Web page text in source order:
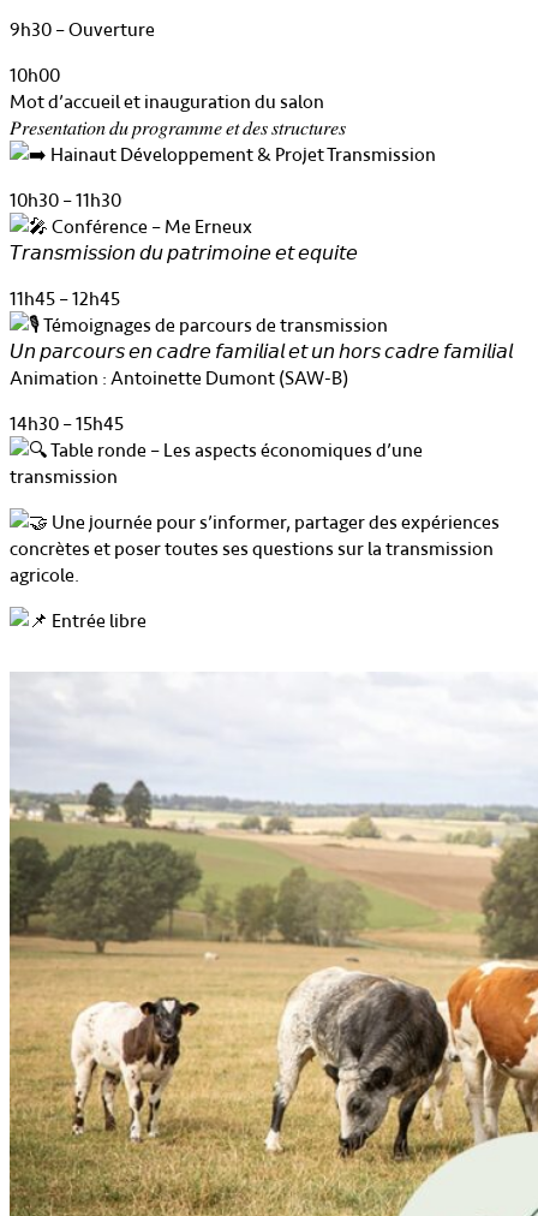
9h30 – Ouverture
10h00
Mot d’accueil et inauguration du salon
𝑃𝑟𝑒𝑠𝑒𝑛𝑡𝑎𝑡𝑖𝑜𝑛 𝑑𝑢 𝑝𝑟𝑜𝑔𝑟𝑎𝑚𝑚𝑒 𝑒𝑡 𝑑𝑒𝑠 𝑠𝑡𝑟𝑢𝑐𝑡𝑢𝑟𝑒𝑠
Hainaut Développement & Projet Transmission
10h30 – 11h30
Conférence – Me Erneux
𝘛𝘳𝘢𝘯𝘴𝘮𝘪𝘴𝘴𝘪𝘰𝘯 𝘥𝘶 𝘱𝘢𝘵𝘳𝘪𝘮𝘰𝘪𝘯𝘦 𝘦𝘵 𝘦𝘲𝘶𝘪𝘵𝘦
11h45 – 12h45
Témoignages de parcours de transmission
𝘜𝘯 𝘱𝘢𝘳𝘤𝘰𝘶𝘳𝘴 𝘦𝘯 𝘤𝘢𝘥𝘳𝘦 𝘧𝘢𝘮𝘪𝘭𝘪𝘢𝘭 𝘦𝘵 𝘶𝘯 𝘩𝘰𝘳𝘴 𝘤𝘢𝘥𝘳𝘦 𝘧𝘢𝘮𝘪𝘭𝘪𝘢𝘭
Animation : Antoinette Dumont (SAW-B)
14h30 – 15h45
Table ronde – Les aspects économiques d’une
transmission
Une journée pour s’informer, partager des expériences
concrètes et poser toutes ses questions sur la transmission
agricole.
Entrée libre